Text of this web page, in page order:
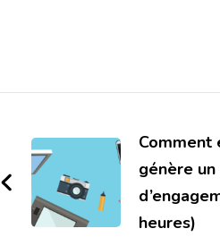
Comment
génère
heures)